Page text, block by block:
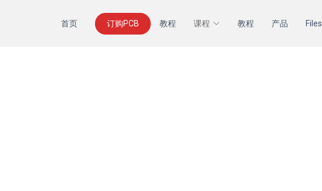
首页 订购PCB 教程 课程 教程 产品 Files